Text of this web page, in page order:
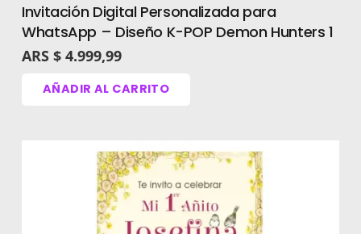
Invitación Digital Personalizada para
WhatsApp – Diseño K-POP Demon Hunters 1
ARS $ 4.999,99
AÑADIR AL CARRITO